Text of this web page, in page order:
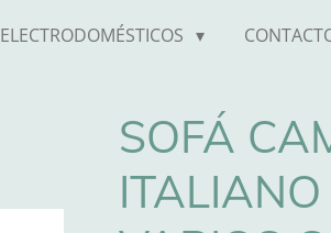
ELECTRODOMÉSTICOS
SOFÁ